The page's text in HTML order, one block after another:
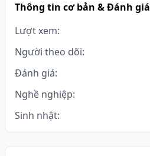
Thông tin cơ bản & Đánh giá
Lượt xem:
Người theo dõi:
Đánh giá:
Nghề nghiệp:
Sinh nhật: